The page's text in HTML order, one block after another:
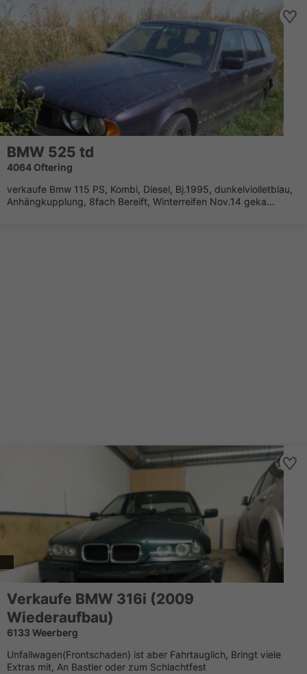
BMW 525 td
4064 Oftering
verkaufe Bmw 115 PS, Kombi, Diesel, Bj.1995, dunkelviolletblau,
Anhängkupplung, 8fach Bereift, Winterreifen Nov.14 geka...
Verkaufe BMW 316i (2009
Wiederaufbau)
6133 Weerberg
Unfallwagen(Frontschaden) ist aber Fahrtauglich, Bringt viele
Extras mit, An Bastler oder zum Schlachtfest